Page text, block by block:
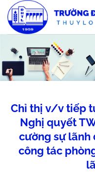
qua
nội
Chỉ thị v/v tiếp
Nghị quyết
cường sự lãnh
công tác